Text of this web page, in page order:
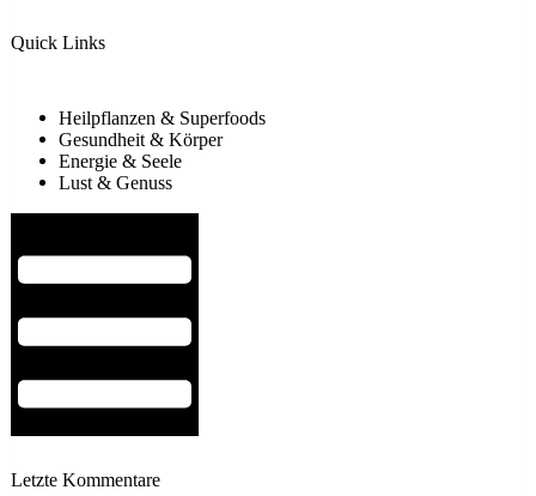
Quick Links
Heilpflanzen & Superfoods
Gesundheit & Körper
Energie & Seele
Lust & Genuss
Letzte Kommentare